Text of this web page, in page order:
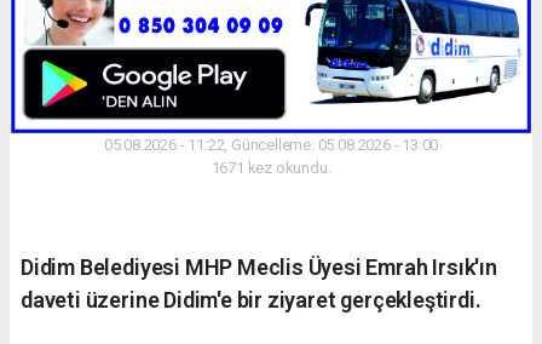
05.08.2026 - 11:22, Güncelleme: 05.08.2026 - 13:00
1671 kez okundu.
Didim Belediyesi MHP Meclis Üyesi Emrah Irsık'ın
daveti üzerine Didim'e bir ziyaret gerçekleştirdi.